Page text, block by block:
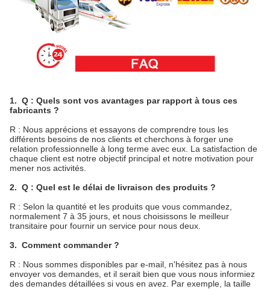
1. Q : Quels sont vos avantages par rapport à tous ces
fabricants ?
R : Nous apprécions et essayons de comprendre tous les
différents besoins de nos clients et cherchons à forger une
relation professionnelle à long terme avec eux. La satisfaction de
chaque client est notre objectif principal et notre motivation pour
mener nos activités.
2. Q : Quel est le délai de livraison des produits ?
R : Selon la quantité et les produits que vous commandez,
normalement 7 à 35 jours, et nous choisissons le meilleur
transitaire pour fournir un service pour nous deux.
3. Comment commander ?
R : Nous sommes disponibles par e-mail, n'hésitez pas à nous
envoyer vos demandes, et il serait bien que vous nous informiez
des demandes détaillées si vous en avez. Par exemple, la taille